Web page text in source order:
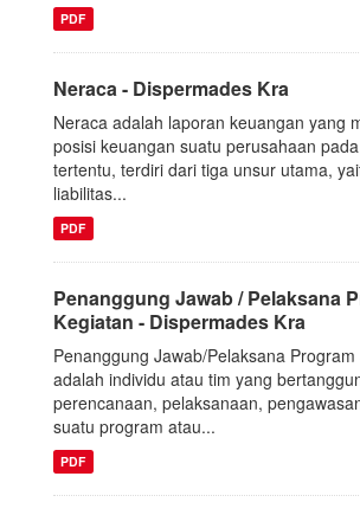
PDF
Neraca - Dispermades Kra
Neraca adalah laporan keuangan yang
posisi keuangan suatu perusahaan
tertentu, terdiri dari tiga unsur utama,
liabilitas...
PDF
Penanggung Jawab / Pelaksana
Kegiatan - Dispermades Kra
Penanggung Jawab/Pelaksana Program
adalah individu atau tim yang
perencanaan, pelaksanaan,
suatu program atau...
PDF